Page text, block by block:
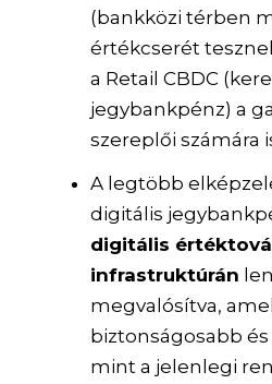
(bankközi térben
értékcserét
a Retail CBDC
jegybankpénz) a
szereplői számára
A legtöbb
digitális
digitális
infrastruktúrán
megvalósítva,
biztonságosabb
mint a jelenlegi